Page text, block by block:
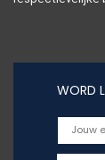
WORD